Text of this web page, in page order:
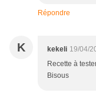
Répondre
K kekeli 19/04/
Recette à
Bisous